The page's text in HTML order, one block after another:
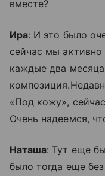
вместе?
Ира: И это было
сейчас мы
каждые два
«Под кожу»,
Очень надеемся,
Наташа: Тут еще
было тогда еще